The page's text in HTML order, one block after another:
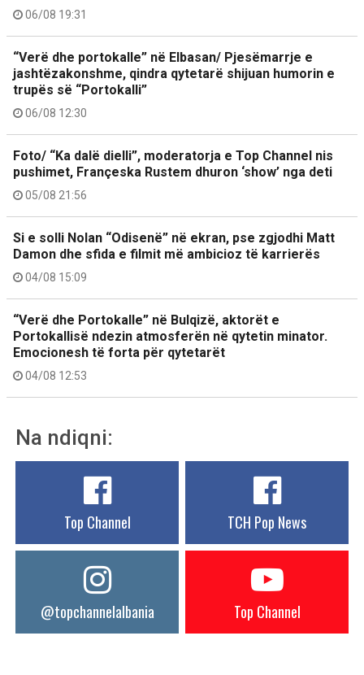
06/08 19:31
“Verë dhe portokalle” në Elbasan/ Pjesëmarrje e
jashtëzakonshme, qindra qytetarë shijuan humorin e
trupës së “Portokalli”
06/08 12:30
Foto/ “Ka dalë dielli”, moderatorja e Top Channel nis
pushimet, Françeska Rustem dhuron ‘show’ nga deti
05/08 21:56
Si e solli Nolan “Odisenë” në ekran, pse zgjodhi Matt
Damon dhe sfida e filmit më ambicioz të karrierës
04/08 15:09
“Verë dhe Portokalle” në Bulqizë, aktorët e
Portokallisë ndezin atmosferën në qytetin minator.
Emocionesh të forta për qytetarët
04/08 12:53
Na ndiqni:
Top Channel TCH Pop News
@topchannelalbania Top Channel